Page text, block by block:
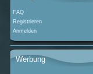
FAQ
Registrieren
Anmelden
Werbung